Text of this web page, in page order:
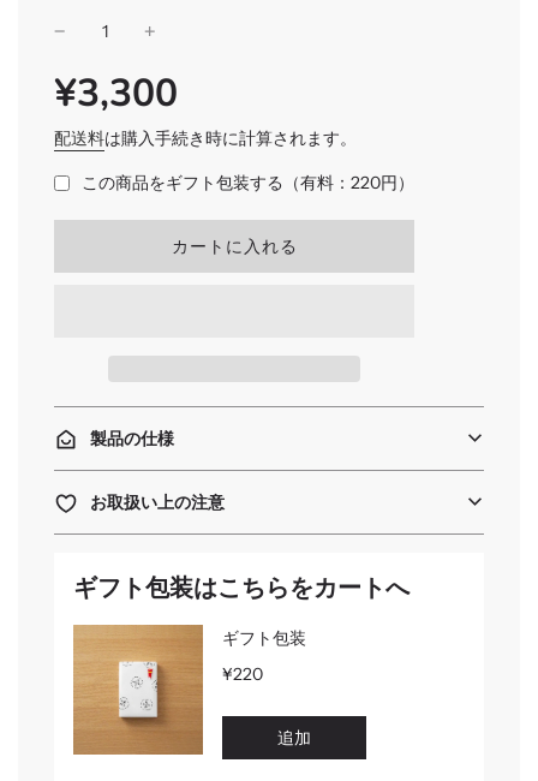
SALE
PRICE
通
常
価
格
¥3,300
配送料は購入手続き時に計算されます。
この商品をギフト包装する（有料：220円）
読
.
.
.
カートに入れる
製品の仕様
お取扱い上の注意
ギフト包装はこちらをカートへ